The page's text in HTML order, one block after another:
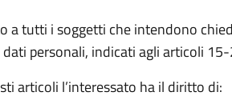
a tutti i soggetti che intendono
personali, indicati agli articoli
articoli l’interessato ha il diritto di: